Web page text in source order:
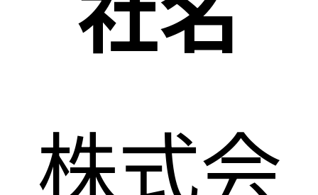
株式会